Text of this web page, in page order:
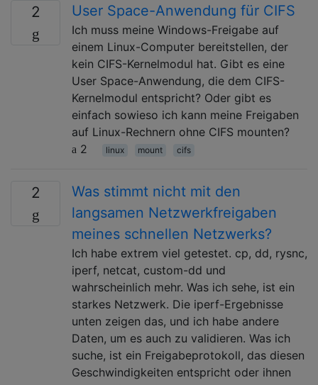
2 User Space-Anwendung für CIFS
Ich muss meine Windows-Freigabe auf
einem Linux-Computer bereitstellen, der
kein CIFS-Kernelmodul hat. Gibt es eine
User Space-Anwendung, die dem CIFS-
Kernelmodul entspricht? Oder gibt es
einfach sowieso ich kann meine Freigaben
auf Linux-Rechnern ohne CIFS mounten?
2
linux mount cifs
2
Was stimmt nicht mit den
langsamen Netzwerkfreigaben
meines schnellen Netzwerks?
Ich habe extrem viel getestet. cp, dd, rysnc,
iperf, netcat, custom-dd und
wahrscheinlich mehr. Was ich sehe, ist ein
starkes Netzwerk. Die iperf-Ergebnisse
unten zeigen das, und ich habe andere
Daten, um es auch zu validieren. Was ich
suche, ist ein Freigabeprotokoll, das diesen
Geschwindigkeiten entspricht oder ihnen